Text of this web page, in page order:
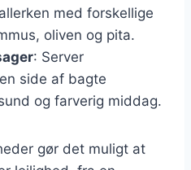
med forskellige
oliven og pita.
: Server
side af bagte
og farverig middag.
gør det muligt at